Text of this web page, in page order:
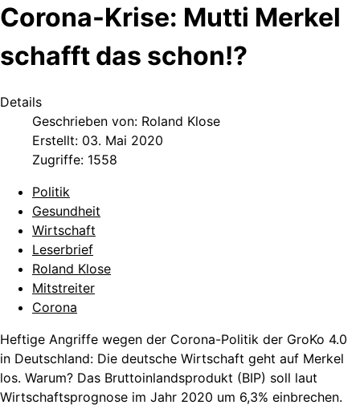
Corona-Krise: Mutti Merkel
schafft das schon!?
Details
Geschrieben von: Roland Klose
Erstellt: 03. Mai 2020
Zugriffe: 1558
Politik
Gesundheit
Wirtschaft
Leserbrief
Roland Klose
Mitstreiter
Corona
Heftige Angriffe wegen der Corona-Politik der GroKo 4.0
in Deutschland: Die deutsche Wirtschaft geht auf Merkel
los. Warum? Das Bruttoinlandsprodukt (BIP) soll laut
Wirtschaftsprognose im Jahr 2020 um 6,3% einbrechen.